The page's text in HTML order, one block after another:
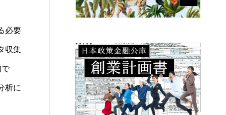
必要
収集
で
析に